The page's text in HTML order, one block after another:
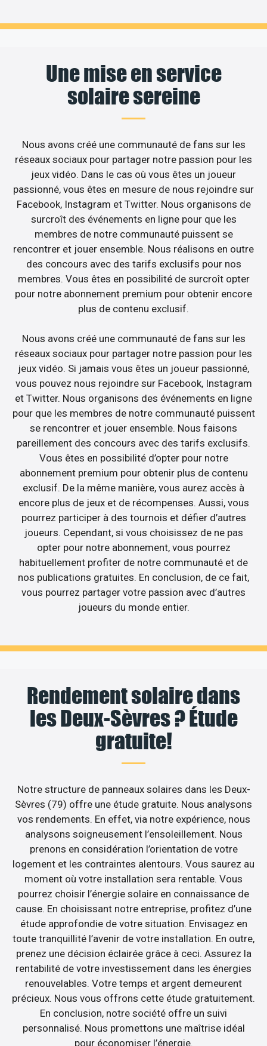
Une mise en service
solaire sereine
Nous avons créé une communauté de fans sur les
réseaux sociaux pour partager notre passion pour les
jeux vidéo. Dans le cas où vous êtes un joueur
passionné, vous êtes en mesure de nous rejoindre sur
Facebook, Instagram et Twitter. Nous organisons de
surcroît des événements en ligne pour que les
membres de notre communauté puissent se
rencontrer et jouer ensemble. Nous réalisons en outre
des concours avec des tarifs exclusifs pour nos
membres. Vous êtes en possibilité de surcroît opter
pour notre abonnement premium pour obtenir encore
plus de contenu exclusif.
Nous avons créé une communauté de fans sur les
réseaux sociaux pour partager notre passion pour les
jeux vidéo. Si jamais vous êtes un joueur passionné,
vous pouvez nous rejoindre sur Facebook, Instagram
et Twitter. Nous organisons des événements en ligne
pour que les membres de notre communauté puissent
se rencontrer et jouer ensemble. Nous faisons
pareillement des concours avec des tarifs exclusifs.
Vous êtes en possibilité d’opter pour notre
abonnement premium pour obtenir plus de contenu
exclusif. De la même manière, vous aurez accès à
encore plus de jeux et de récompenses. Aussi, vous
pourrez participer à des tournois et défier d’autres
joueurs. Cependant, si vous choisissez de ne pas
opter pour notre abonnement, vous pourrez
habituellement profiter de notre communauté et de
nos publications gratuites. En conclusion, de ce fait,
vous pourrez partager votre passion avec d’autres
joueurs du monde entier.
Rendement solaire dans
les Deux-Sèvres ? Étude
gratuite!
Notre structure de panneaux solaires dans les Deux-
Sèvres (79) offre une étude gratuite. Nous analysons
vos rendements. En effet, via notre expérience, nous
analysons soigneusement l’ensoleillement. Nous
prenons en considération l’orientation de votre
logement et les contraintes alentours. Vous saurez au
moment où votre installation sera rentable. Vous
pourrez choisir l’énergie solaire en connaissance de
cause. En choisissant notre entreprise, profitez d’une
étude approfondie de votre situation. Envisagez en
toute tranquillité l’avenir de votre installation. En outre,
prenez une décision éclairée grâce à ceci. Assurez la
rentabilité de votre investissement dans les énergies
renouvelables. Votre temps et argent demeurent
précieux. Nous vous offrons cette étude gratuitement.
En conclusion, notre société offre un suivi
personnalisé. Nous promettons une maîtrise idéal
pour économiser l’énergie.